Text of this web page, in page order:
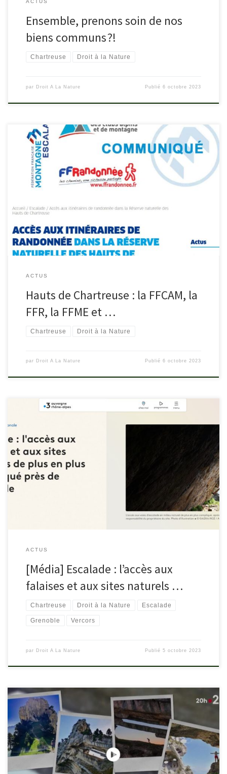
ACTUS
Ensemble, prenons soin de nos
biens communs ?!
Chartreuse Droit à la Nature
par Droit A La Nature Publié6 octobre 2023
ACTUS
Hauts de Chartreuse : la FFCAM, la
FFR, la FFME et …
Chartreuse Droit à la Nature
par Droit A La Nature Publié6 octobre 2023
Un article de France 3 mettant en avant la problématique globale
d’accès aux espaces naturels, des falaises comme des sentiers en
France et avec comme exemple la région grenobloise (avec les
cas de la Réserve de Chartreuse et des falaises de Presle), avec
l’avis de la Fédération française d’Escalade et […]
ACTUS
[Média] Escalade : l’accès aux
falaises et aux sites naturels …
Chartreuse Droit à la Nature Escalade
Grenoble Vercors
par Droit A La Nature Publié5 octobre 2023
francetvinfo.fr/france/chasse/enquete-reserve-des-hauts-de-
chartreuse-les-sentiers-de-la-discorde_6097455.html